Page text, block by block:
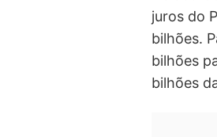
juros do
bilhões.
bilhões
bilhões